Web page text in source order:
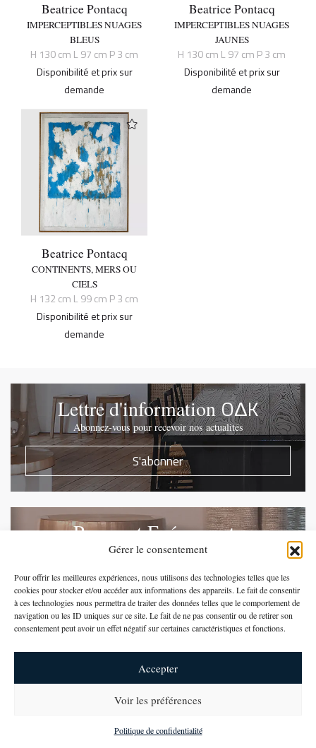
Gérer le consentement
Pour offrir les meilleures expériences, nous utilisons des technologies telles que les
cookies pour stocker et/ou accéder aux informations des appareils. Le fait de consentir
à ces technologies nous permettra de traiter des données telles que le comportement de
navigation ou les ID uniques sur ce site. Le fait de ne pas consentir ou de retirer son
consentement peut avoir un effet négatif sur certaines caractéristiques et fonctions.
Accepter
Voir les préférences
Politique de confidentialité
Beatrice Pontacq
IMPERCEPTIBLES NUAGES
BLEUS
H 130 cm L 97 cm P 3 cm
Disponibilité et prix sur
demande
Beatrice Pontacq
IMPERCEPTIBLES NUAGES
JAUNES
H 130 cm L 97 cm P 3 cm
Disponibilité et prix sur
demande
Beatrice Pontacq
CONTINENTS, MERS OU
CIELS
H 132 cm L 99 cm P 3 cm
Disponibilité et prix sur
demande
Lettre d'informationOΔK
Abonnez-vous pour recevoir nos actualités
S'abonner
Presse et Evénements
Abonnez-vous pour recevoir nos actualités
S'abonner
Suivez-nous sur Instagram